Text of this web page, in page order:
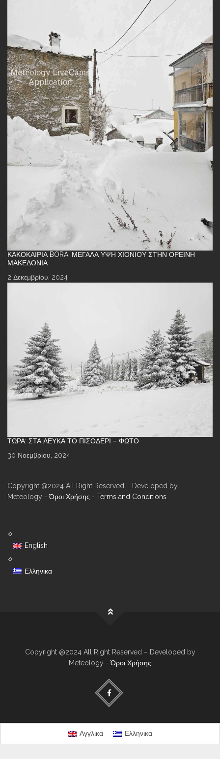
ΚΑΚΟΚΑΙΡΊΑ BORA: ΜΕΓΆΛΑ ΎΨΗ ΧΙΟΝΙΟΎ ΣΤΗΝ ΟΡΕΙΝΉ
ΜΑΚΕΔΟΝΊΑ
2 Δεκεμβρίου, 2024
ΤΏΡΑ: ΣΤΑ ΛΕΥΚΆ ΤΟ ΠΙΣΟΔΈΡΙ – ΦΩΤΌ
30 Νοεμβρίου, 2024
Copyright @2024 All Right Reserved – Developed by
Meteology -Όροι Χρήσης - Terms and Conditions
English
Ελληνικα
Copyright @2024 All Right Reserved – Developed by
Meteology -Όροι Χρήσης
Αγγλικα Ελληνικα